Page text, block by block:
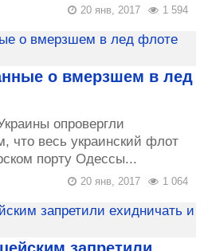
1 594
20 янв, 2017
о вмерзшем в лед
опровергли
весь украинский флот
порту Одессы...
1 064
20 янв, 2017